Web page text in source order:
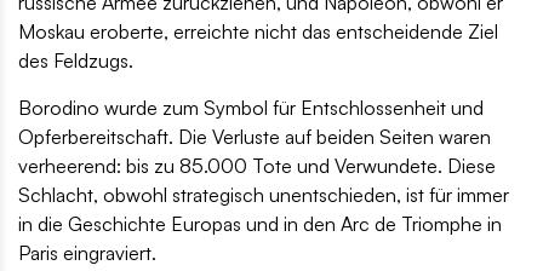
Moskau eroberte, erreichte nicht das entscheidende Ziel
des Feldzugs.
Borodino wurde zum Symbol für Entschlossenheit und
Opferbereitschaft. Die Verluste auf beiden Seiten waren
verheerend: bis zu 85.000 Tote und Verwundete. Diese
Schlacht, obwohl strategisch unentschieden, ist für immer
in die Geschichte Europas und in den Arc de Triomphe in
Paris eingraviert.